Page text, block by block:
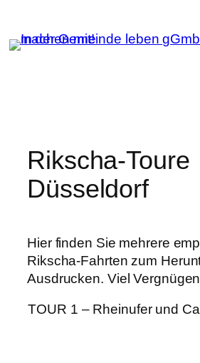
Inhalt
springen
Rikscha-Toure
Düsseldorf
Hier finden Sie mehrere
Rikscha-Fahrten zum
Ausdrucken. Viel
TOUR 1 – Rheinufer und